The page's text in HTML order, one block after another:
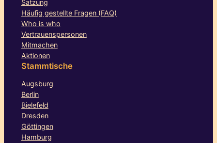
Satzung
Häufig gestellte Fragen (FAQ)
Who is who
Vertrauenspersonen
Mitmachen
Aktionen
Stammtische
Augsburg
Berlin
Bielefeld
Dresden
Göttingen
Hamburg